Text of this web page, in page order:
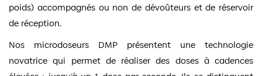
poids) accompagnés ou non de dévoûteurs et de réservoir
de réception.
Nos microdoseurs DMP présentent une technologie
novatrice qui permet de réaliser des doses à cadences